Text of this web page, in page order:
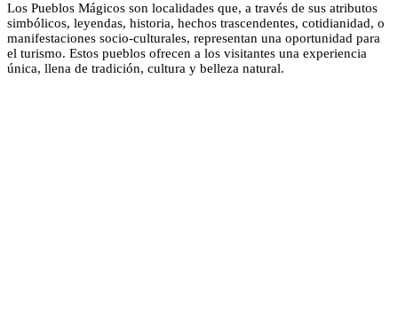
Los Pueblos Mágicos son localidades que, a través de sus atributos
simbólicos, leyendas, historia, hechos trascendentes, cotidianidad, o
manifestaciones socio-culturales, representan una oportunidad para
el turismo. Estos pueblos ofrecen a los visitantes una experiencia
única, llena de tradición, cultura y belleza natural.